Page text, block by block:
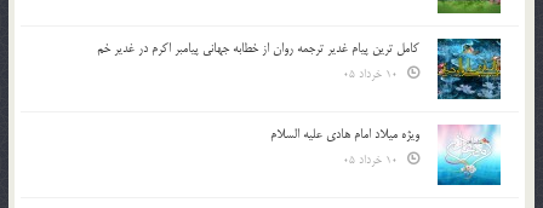
کامل ترین پیام غدیر ترجمه روان از خطابه جهانی پیامبر اکرم در غدیر خم
ویژه میلاد امام هادی علیه السلام